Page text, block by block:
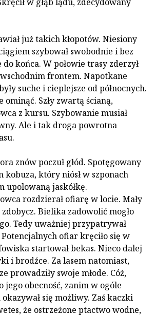
już takich kłopotów. Niesiony
szybował swobodnie i bez
do końca. W połowie trasy zderzył
frontem. Napotkane
suche i cieplejsze od północnych.
ominąć. Szły zwartą ścianą,
z kursu. Szybowanie musiał
Ale i tak droga powrotna
znów poczuł głód. Spotęgowany
kobuza, który niósł w szponach
upolowaną jaskółkę.
rozdzierał ofiarę w locie. Mały
zdobycz. Bielika zadowolić mogło
Tedy uważniej przypatrywał
Potencjalnych ofiar kręciło się w
startował bekas. Nieco dalej
i brodźce. Za lasem natomiast,
prowadziły swoje młode. Cóż,
jego obecność, zanim w ogóle
się możliwy. Zaś kaczki
że ostrzeżone ptactwo wodne,